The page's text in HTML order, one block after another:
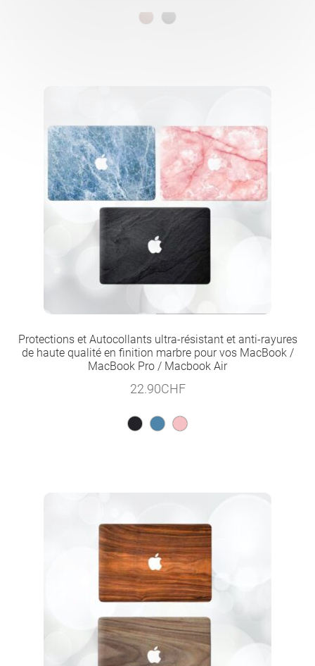
Protections et Autocollants ultra-résistant et anti-rayures
de haute qualité en finition marbre pour vos MacBook /
MacBook Pro / Macbook Air
22.90CHF